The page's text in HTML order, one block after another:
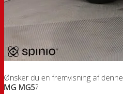
Ønsker du en fremvisning af denne
MG MG5?